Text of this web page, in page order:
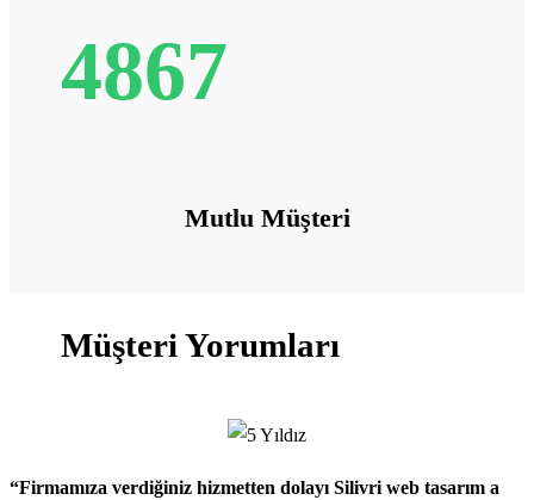
4867
Mutlu Müşteri
Müşteri Yorumları
“Firmamıza verdiğiniz hizmetten dolayı Silivri web tasarım a